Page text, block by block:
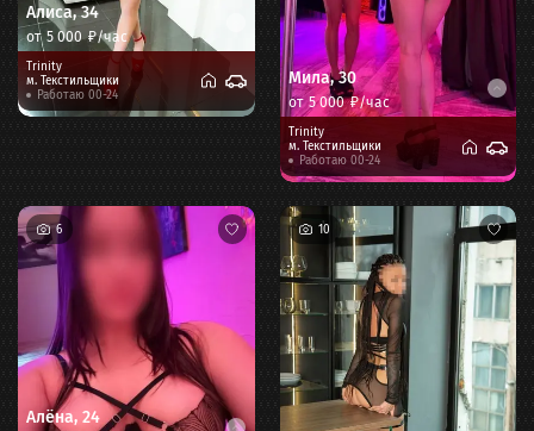
Алиса,34
от 5 000₽/час
Trinity
м. Текстильщики
Работаю 00-24
Мила,30
от5 000₽/час
Trinity
м. Текстильщики
Работаю 00-24
Алёна, 24
6 10